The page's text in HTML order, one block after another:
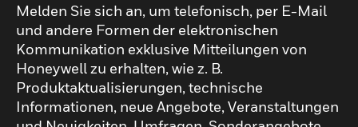
Melden Sie sich an, um telefonisch, per E-Mail
und andere Formen der elektronischen
Kommunikation exklusive Mitteilungen von
Honeywell zu erhalten, wie z. B.
Produktaktualisierungen, technische
Informationen, neue Angebote, Veranstaltungen